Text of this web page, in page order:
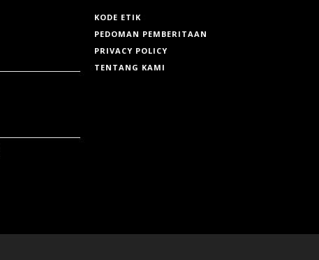
KODE ETIK
PEDOMAN PEMBERITAAN
PRIVACY POLICY
TENTANG KAMI